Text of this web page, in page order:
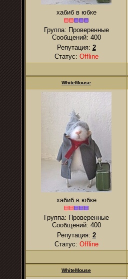
хабиб в юбке
Группа: Проверенные
Сообщений: 400
Репутация: 2
Статус: Offline
WhiteMouse
хабиб в юбке
Группа: Проверенные
Сообщений: 400
Репутация: 2
Статус: Offline
WhiteMouse